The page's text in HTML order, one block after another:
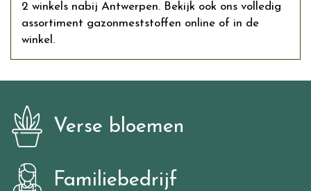
2 winkels nabij Antwerpen. Bekijk ook ons volledig
assortiment gazonmeststoffen online of in de
winkel.
Verse bloemen
Familiebedrijf